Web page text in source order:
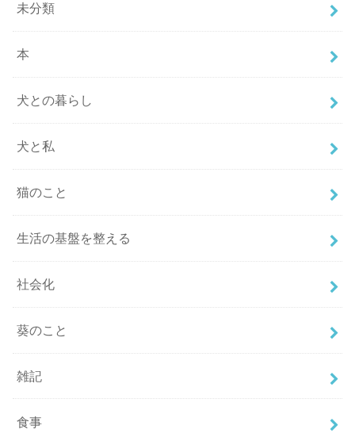
未分類
本
犬との暮らし
犬と私
猫のこと
生活の基盤を整える
社会化
葵のこと
雑記
食事